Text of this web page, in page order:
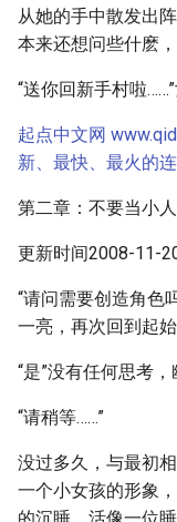
从她的手中散发出
本来还想问些什麽
“送你回新手村啦
起点中文网
新、最快、最火的
第二章：不要当小人
更新时间2008-11-
“请问需要创造角色
一亮，再次回到起始
“是”没有任何思考，
“请稍等……”
没过多久，与最初
一个小女孩的形象